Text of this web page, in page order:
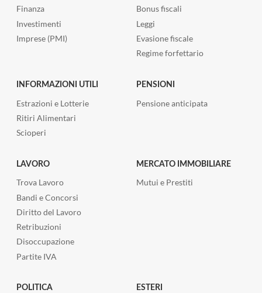
Finanza
Investimenti
Imprese (PMI)
Bonus fiscali
Leggi
Evasione fiscale
Regime forfettario
INFORMAZIONI UTILI
Estrazioni e Lotterie
Ritiri Alimentari
Scioperi
PENSIONI
Pensione anticipata
LAVORO
Trova Lavoro
Bandi e Concorsi
Diritto del Lavoro
Retribuzioni
Disoccupazione
Partite IVA
MERCATO IMMOBILIARE
Mutui e Prestiti
POLITICA ESTERI